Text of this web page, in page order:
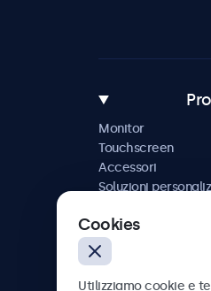
Monitor
Touchscreen
Accessori
Soluzioni
Cookies
Utilizziamo cookie e